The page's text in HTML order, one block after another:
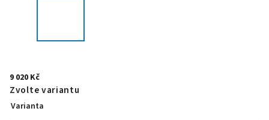
9 020 Kč
Zvolte variantu
Varianta